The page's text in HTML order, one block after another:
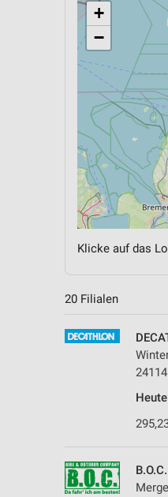
+
−
Klicke auf das
20 Filialen
Heute